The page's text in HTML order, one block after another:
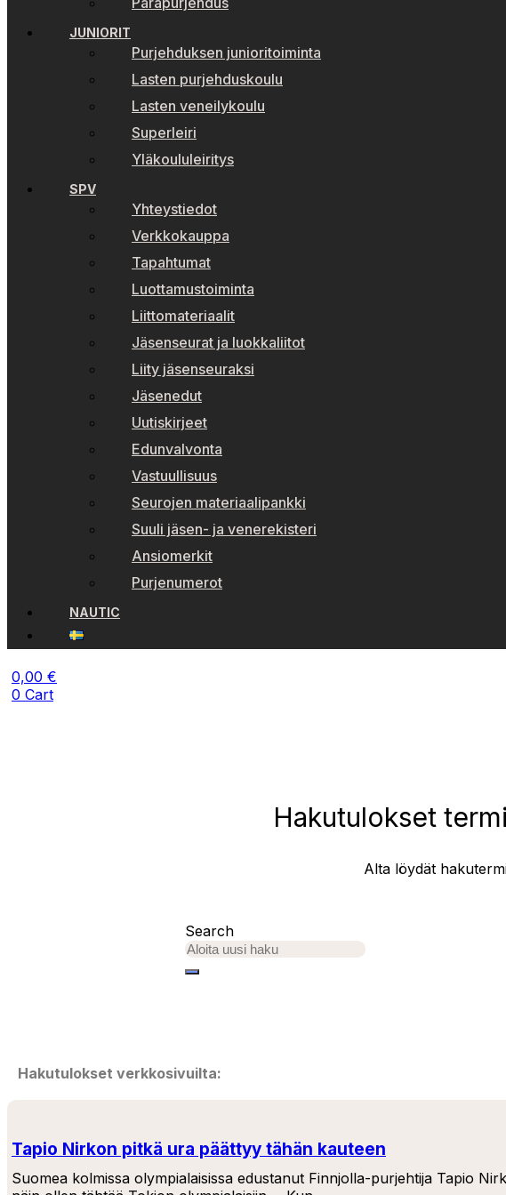
JUNIORIT
Purjehduksen junioritoiminta
Lasten purjehduskoulu
Lasten veneilykoulu
Superleiri
Yläkoululeiritys
SPV
Yhteystiedot
Verkkokauppa
Tapahtumat
Luottamustoiminta
Liittomateriaalit
Jäsenseurat ja luokkaliitot
Liity jäsenseuraksi
Jäsenedut
Uutiskirjeet
Edunvalvonta
Vastuullisuus
Seurojen materiaalipankki
Suuli jäsen- ja venerekisteri
Ansiomerkit
Purjenumerot
NAUTIC
0,00 €
0 Cart
Hakutulokset
Alta löydät
Search
Hakutulokset verkkosivuilta:
Tapio Nirkon pitkä ura päättyy tähän kauteen
Suomea kolmissa olympialaisissa edustanut Finnjolla-purjehtija Tapio